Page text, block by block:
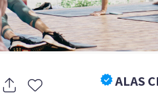
ALAS